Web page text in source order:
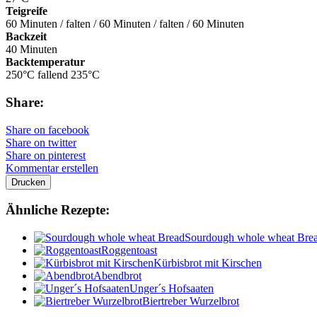
Teigreife
60 Minuten / falten / 60 Minuten / falten / 60 Minuten
Backzeit
40 Minuten
Backtemperatur
250°C fallend 235°C
Share:
Share on facebook
Share on twitter
Share on pinterest
Kommentar erstellen
Drucken
Ähnliche Rezepte:
Sourdough whole wheat
Roggentoast
Kürbisbrot mit Kirschen
Abendbrot
Unger´s Hofsaaten
Biertreber Wurzelbrot